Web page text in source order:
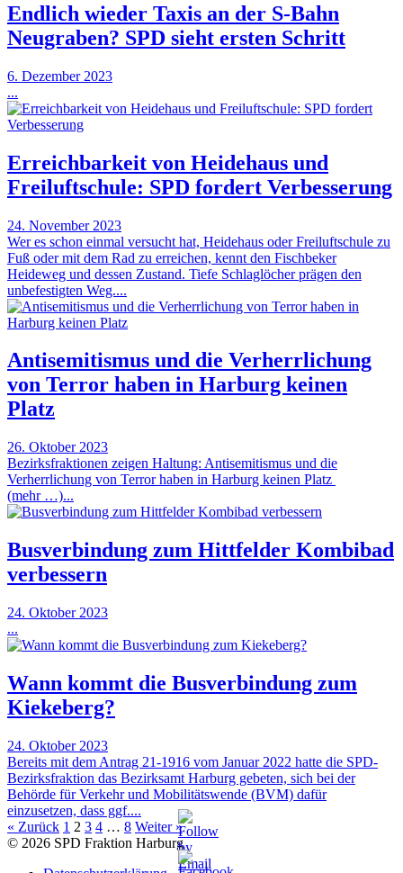
Endlich wieder Taxis an der S-Bahn
Neugraben? SPD sieht ersten Schritt
6. Dezember 2023
...
Erreichbarkeit von Heidehaus und
Freiluftschule: SPD fordert Verbesserung
24. November 2023
Wer es schon einmal versucht hat, Heidehaus oder Freiluftschule zu
Fuß oder mit dem Rad zu erreichen, kennt den Fischbeker
Heideweg und dessen Zustand. Tiefe Schlaglöcher prägen den
unbefestigten Weg....
Antisemitismus und die Verherrlichung
von Terror haben in Harburg keinen
Platz
26. Oktober 2023
Bezirksfraktionen zeigen Haltung: Antisemitismus und die
Verherrlichung von Terror haben in Harburg keinen Platz
(mehr …)...
Busverbindung zum Hittfelder Kombibad
verbessern
24. Oktober 2023
...
Wann kommt die Busverbindung zum
Kiekeberg?
24. Oktober 2023
Bereits mit dem Antrag 21-1916 vom Januar 2022 hatte die SPD-
Bezirksfraktion das Bezirksamt Harburg gebeten, sich bei der
Behörde für Verkehr und Mobilitätswende (BVM) dafür
einzusetzen, dass ggf....
« Zurück 1 2 3 4 … 8 Weiter »
© 2026 SPD Fraktion Harburg